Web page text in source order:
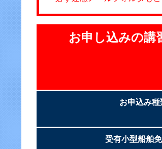
お申し込みの講
お申込み種
受有小型船舶